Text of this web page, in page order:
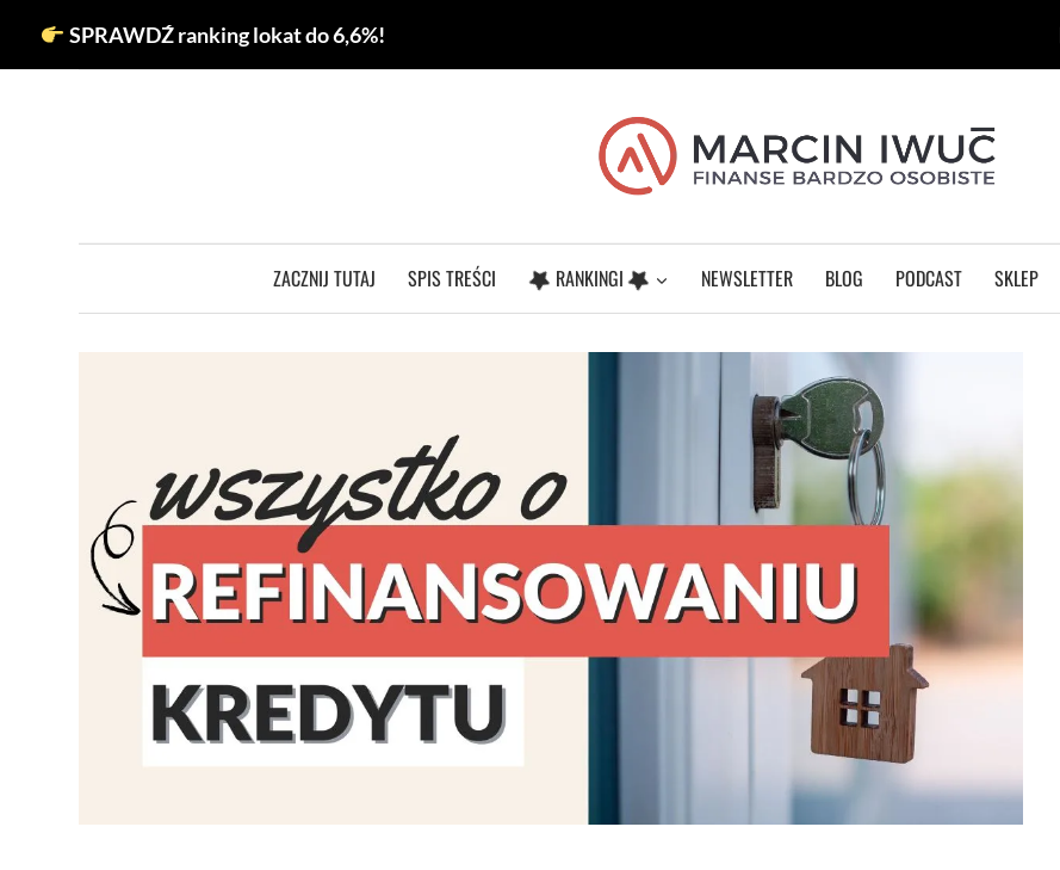
SPRAWDŹ ranking lokat do 6,6%!
ZACZNIJ TUTAJ SPIS TREŚCI RANKINGI NEWSLETTER BLOG PODCAST SKLEP